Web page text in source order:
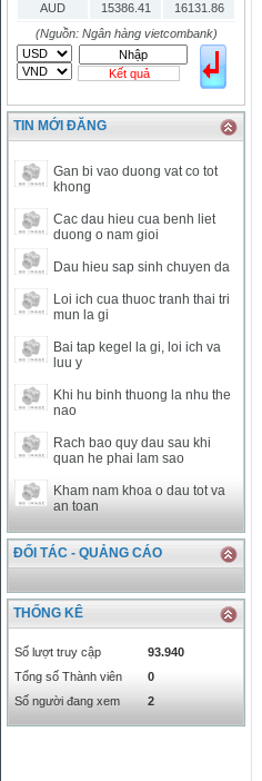
AUD
15386.41
16131.86
HKD
2906.04
3028.6
SGD
16755.29
17427.08
THB
666.2
786.99
CAD
17223.74
18058.21
CHF
23161.62
24283.77
INR
0
340.14
KWD
0
79758.97
MYR
NOK
0
2658.47
RMB
3272
1
SAR
0
6457
(Nguồn: Ngân hàng vietcombank)
Kết quả
TIN MỚI ĐĂNG
Gan bi vao duong vat co tot
khong
Cac dau hieu cua benh liet
duong o nam gioi
Dau hieu sap sinh chuyen da
Loi ich cua thuoc tranh thai tri
mun la gi
Bai tap kegel la gi, loi ich va
luu y
Khi hu binh thuong la nhu the
nao
Rach bao quy dau sau khi
quan he phai lam sao
Kham nam khoa o dau tot va
an toan
ĐỐI TÁC - QUẢNG CÁO
THỐNG KÊ
Số lượt truy cập
93.940
Tổng số Thành viên
0
Số người đang xem
2